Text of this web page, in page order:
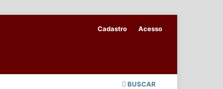
BUSCAR
Cadastro Acesso